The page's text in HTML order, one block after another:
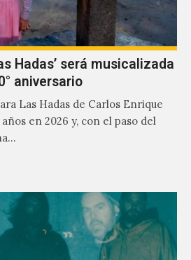
Hadas’ será musicalizada
aniversario
Las Hadas de Carlos Enrique
en 2026 y, con el paso del